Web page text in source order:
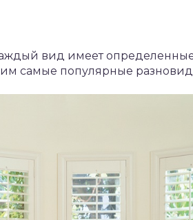
вид имеет
самые популярные